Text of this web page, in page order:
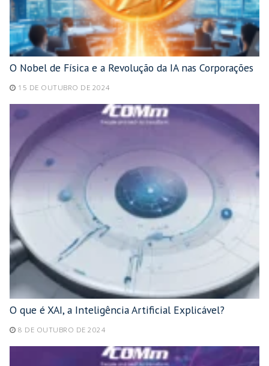
O Nobel de Física e a Revolução da IA nas Corporações
15 DE OUTUBRO DE 2024
O que é XAI, a Inteligência Artificial Explicável?
8 DE OUTUBRO DE 2024